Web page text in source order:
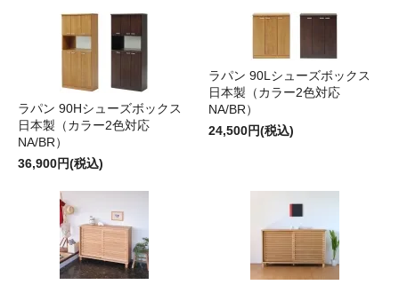
ラパン 90Hシューズボックス
日本製（カラー2色対応
NA/BR）
36,900円(税込)
ラパン 90Lシューズボックス
日本製（カラー2色対応
NA/BR）
24,500円(税込)